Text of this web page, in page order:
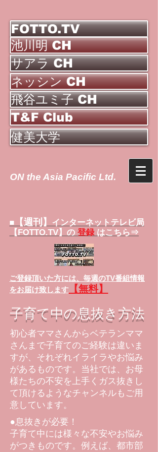
FOTTO.TV
池川明 CH
サアラ CH
ネッシン CH
飛谷ユミ子 CH
T&F Club
健美大学
ON the Asia Pacific Ltd.
■ 【週刊】
インターネットテレビ局
【FOTTO.TV】の 登録 はこちら⇒
ご登録頂いた方には、 毎週のTV番組情報
をお届け致します
【無料】
子育て中の息抜き方法
初心者ママさんからベテランママ
さんまで子育てのご経験は違いま
すが、それぞれイライラやお悩み
があるものです。当社では、お母
様たちの不安を上手くガス抜きし
て頂けるようなチャンネルもご用
意しています。
●息抜きが必要！
子育て中には様々な不安やお悩み
がつきものです。例えば、都市部